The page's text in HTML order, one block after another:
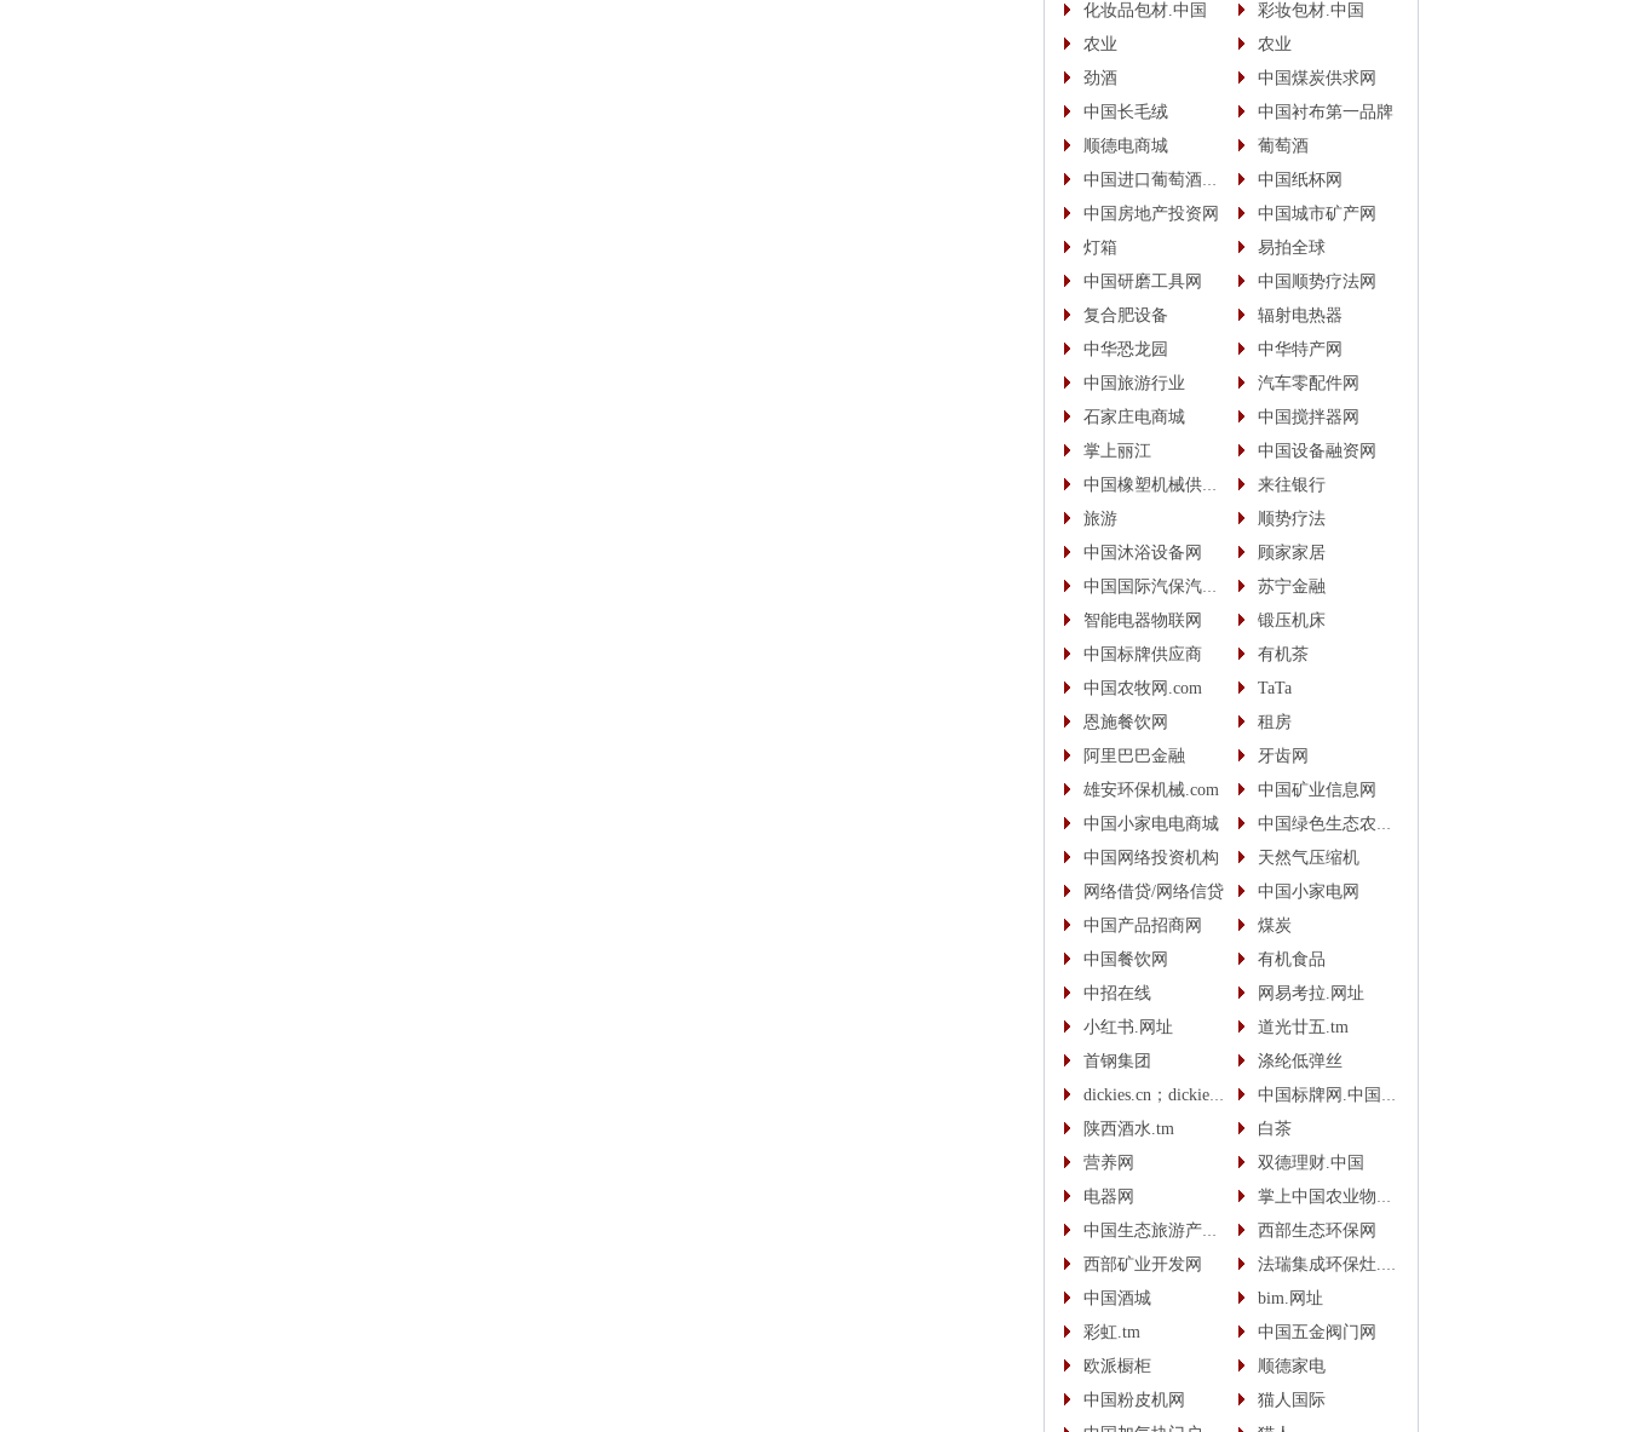
化妆品包材.中国
彩妆包材.中国
农业
农业
劲酒
中国煤炭供求网
中国长毛绒
中国衬布第一品牌
顺德电商城
葡萄酒
中国进口葡萄酒商城
中国纸杯网
中国房地产投资网
中国城市矿产网
灯箱
易拍全球
中国研磨工具网
中国顺势疗法网
复合肥设备
辐射电热器
中华恐龙园
中华特产网
中国旅游行业
汽车零配件网
石家庄电商城
中国搅拌器网
掌上丽江
中国设备融资网
中国橡塑机械供应商
来往银行
旅游
顺势疗法
中国沐浴设备网
顾家家居
中国国际汽保汽配城
苏宁金融
智能电器物联网
锻压机床
中国标牌供应商
有机茶
中国农牧网.com
TaTa
恩施餐饮网
租房
阿里巴巴金融
牙齿网
雄安环保机械.com
中国矿业信息网
中国小家电电商城
中国绿色生态农业信息网
中国网络投资机构
天然气压缩机
网络借贷/网络信贷
中国小家电网
中国产品招商网
煤炭
中国餐饮网
有机食品
中招在线
网易考拉.网址
小红书.网址
道光廿五.tm
首钢集团
涤纶低弹丝
dickies.cn；dickies.cc
中国标牌网.中国(cn)
陕西酒水.tm
白茶
营养网
双德理财.中国
电器网
掌上中国农业物联网
中国生态旅游产业网
西部生态环保网
西部矿业开发网
法瑞集成环保灶.中国
中国酒城
bim.网址
彩虹.tm
中国五金阀门网
欧派橱柜
顺德家电
中国粉皮机网
猫人国际